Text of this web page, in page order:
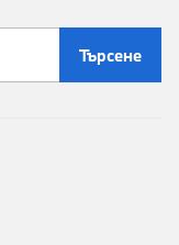
Търсене